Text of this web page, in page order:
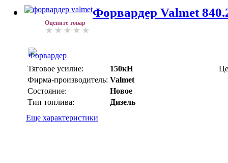
Оцените товар
Форвардер Valmet
Тяговое усилие:
150кН
Фирма-производитель: Valmet
Состояние:
Новое
Тип топлива:
Дизель
Еще характеристики